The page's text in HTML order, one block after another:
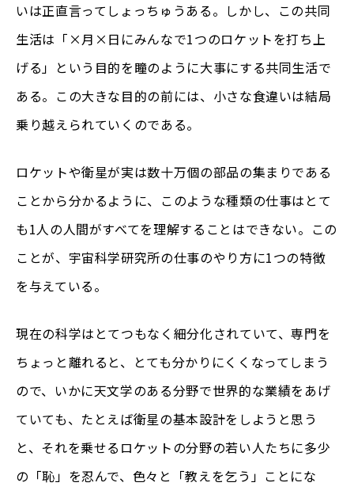
いは正直言ってしょっちゅうある。しかし、この共同
生活は「×月×日にみんなで1つのロケットを打ち上
げる」という目的を瞳のように大事にする共同生活で
ある。この大きな目的の前には、小さな食違いは結局
乗り越えられていくのである。
ロケットや衛星が実は数十万個の部品の集まりである
ことから分かるように、このような種類の仕事はとて
も1人の人間がすべてを理解することはできない。この
ことが、宇宙科学研究所の仕事のやり方に1つの特徴
を与えている。
現在の科学はとてつもなく細分化されていて、専門を
ちょっと離れると、とても分かりにくくなってしまう
ので、いかに天文学のある分野で世界的な業績をあげ
ていても、たとえば衛星の基本設計をしようと思う
と、それを乗せるロケットの分野の若い人たちに多少
の「恥」を忍んで、色々と「教えを乞う」ことにな